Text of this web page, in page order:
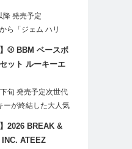
TRADING
降 発売予定
ら「ジェム ハリ
】⚾ BBM ベースボ
ット ルーキーエ
レミアム 2026
旬 発売予定次世代
ーが終結した大人気
】2026 BREAK &
ATEEZ